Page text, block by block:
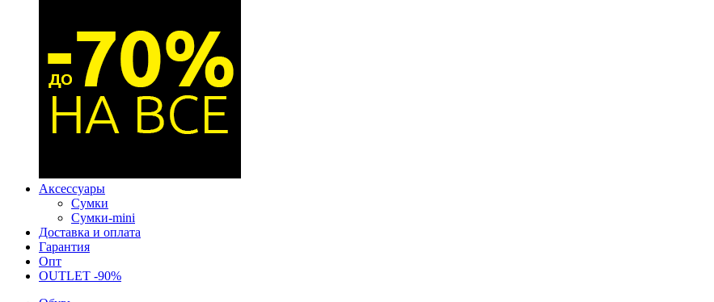
Аксессуары
Сумки
Сумки-mini
Доставка и оплата
Гарантия
Опт
OUTLET -90%